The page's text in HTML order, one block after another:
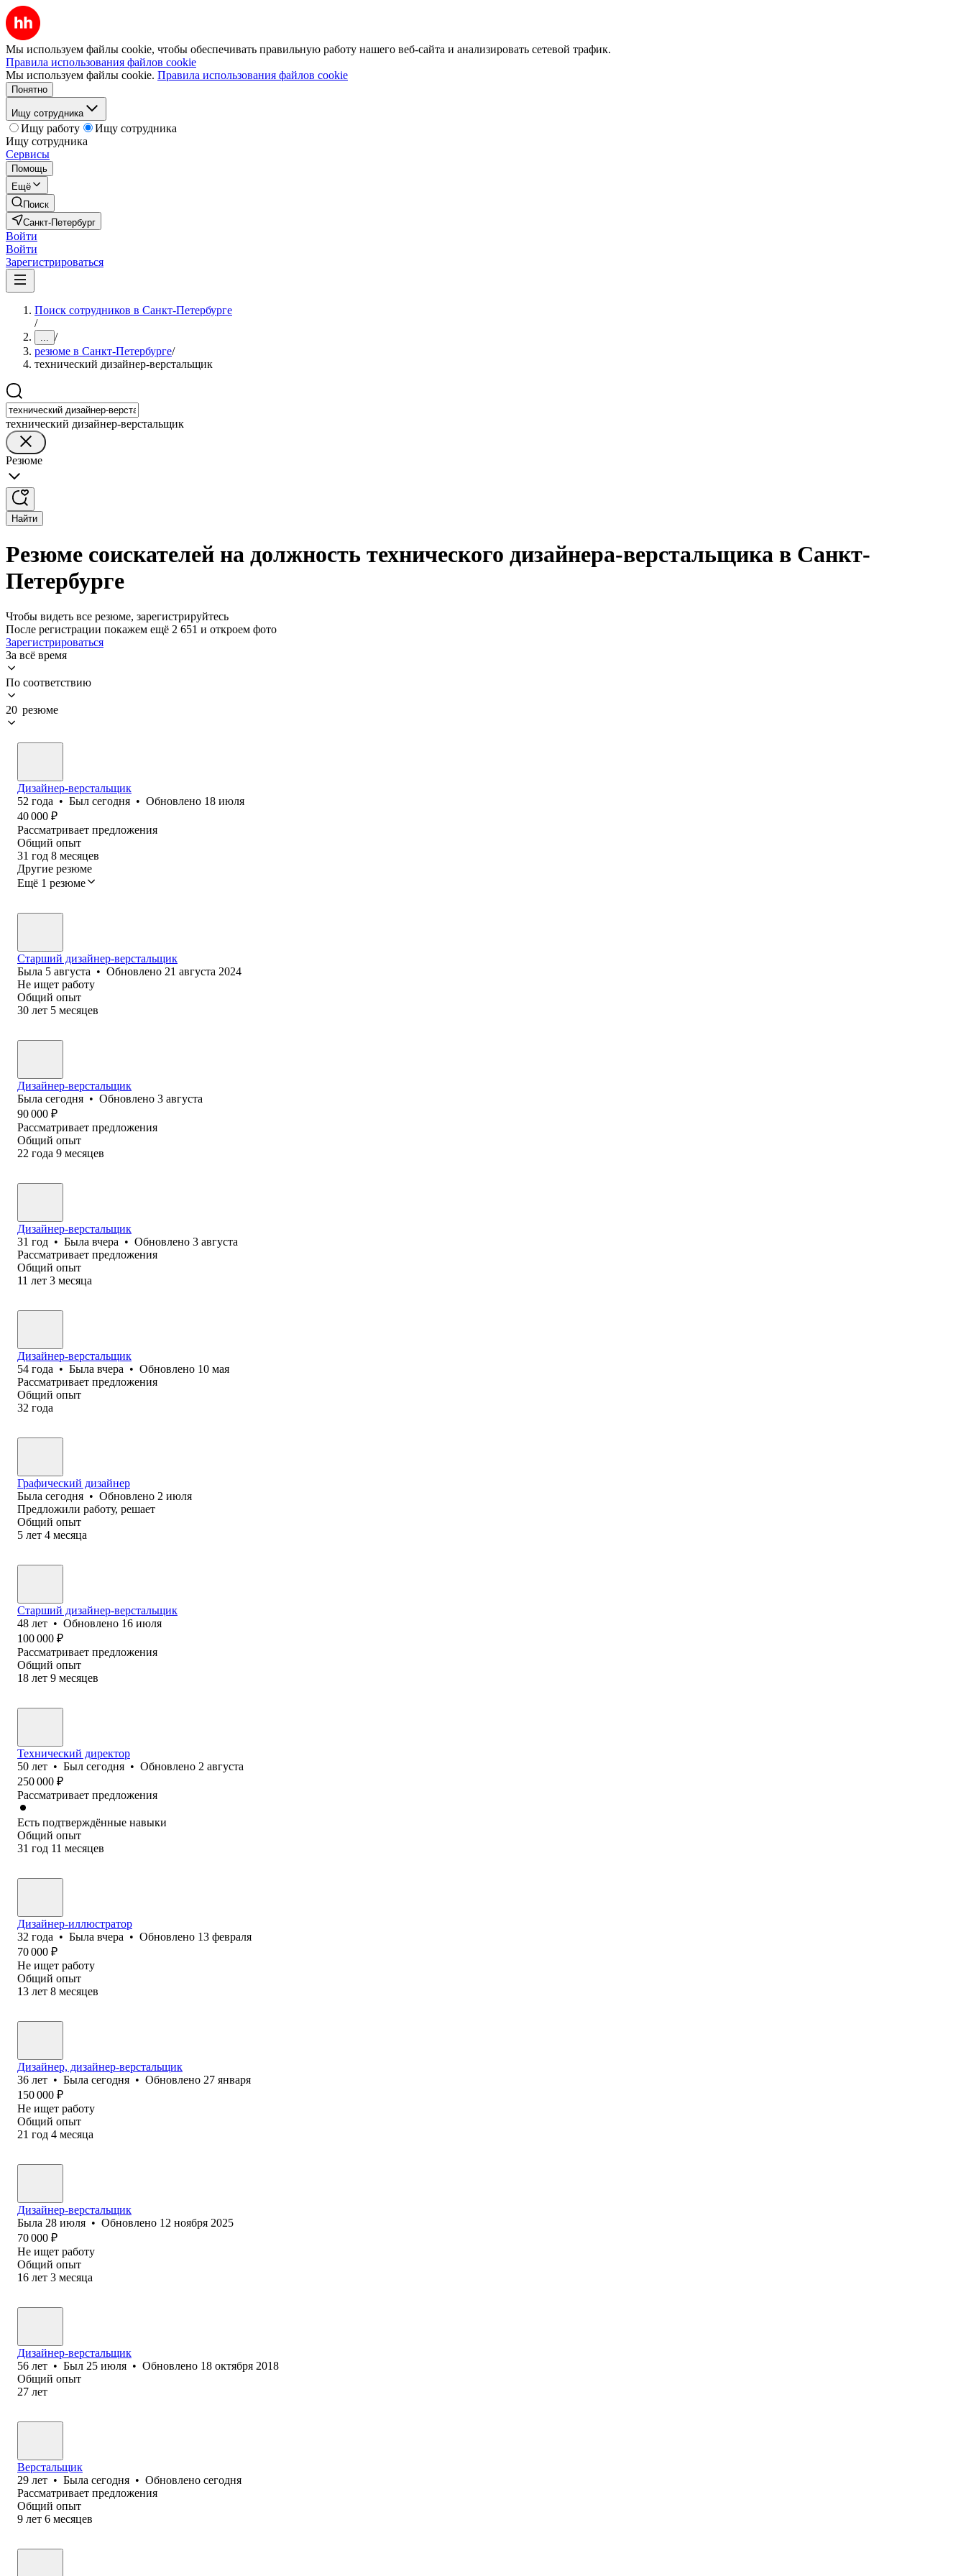
Мы используем файлы cookie, чтобы обеспечивать правильную работу нашего веб-сайта и анализировать сетевой трафик.
Правила использования файлов cookie
Мы используем файлы cookie. Правила использования файлов cookie
Понятно
Ищу сотрудника
Ищу работу
Ищу сотрудника
Ищу сотрудника
Сервисы
Помощь
Ещё
Поиск
Санкт-Петербург
Войти
Войти
Зарегистрироваться
Поиск сотрудников в Санкт-Петербурге
/
... /
резюме в Санкт-Петербурге/
технический дизайнер-верстальщик
технический дизайнер-верстальщик
Резюме
Найти
Резюме соискателей на должность технического дизайнера-верстальщика в Санкт-
Петербурге
Чтобы видеть все резюме, зарегистрируйтесь
После регистрации покажем ещё 2 651 и откроем фото
Зарегистрироваться
За всё время
По соответствию
20 резюме
Дизайнер-верстальщик
52 года • Был сегодня • Обновлено 18 июля
40 000 ₽
Рассматривает предложения
Общий опыт
31 год 8 месяцев
Другие резюме
Ещё 1 резюме
Старший дизайнер-верстальщик
Была 5 августа • Обновлено 21 августа 2024
Не ищет работу
Общий опыт
30 лет 5 месяцев
Дизайнер-верстальщик
Была сегодня • Обновлено 3 августа
90 000 ₽
Рассматривает предложения
Общий опыт
22 года 9 месяцев
Дизайнер-верстальщик
31 год • Была вчера • Обновлено 3 августа
Рассматривает предложения
Общий опыт
11 лет 3 месяца
Дизайнер-верстальщик
54 года • Была вчера • Обновлено 10 мая
Рассматривает предложения
Общий опыт
32 года
Графический дизайнер
Была сегодня • Обновлено 2 июля
Предложили работу, решает
Общий опыт
5 лет 4 месяца
Старший дизайнер-верстальщик
48 лет • Обновлено 16 июля
100 000 ₽
Рассматривает предложения
Общий опыт
18 лет 9 месяцев
Технический директор
50 лет • Был сегодня • Обновлено 2 августа
250 000 ₽
Рассматривает предложения
Есть подтверждённые навыки
Общий опыт
31 год 11 месяцев
Дизайнер-иллюстратор
32 года • Была вчера • Обновлено 13 февраля
70 000 ₽
Не ищет работу
Общий опыт
13 лет 8 месяцев
Дизайнер, дизайнер-верстальщик
36 лет • Была сегодня • Обновлено 27 января
150 000 ₽
Не ищет работу
Общий опыт
21 год 4 месяца
Дизайнер-верстальщик
Была 28 июля • Обновлено 12 ноября 2025
70 000 ₽
Не ищет работу
Общий опыт
16 лет 3 месяца
Дизайнер-верстальщик
56 лет • Был 25 июля • Обновлено 18 октября 2018
Общий опыт
27 лет
Верстальщик
29 лет • Была сегодня • Обновлено сегодня
Рассматривает предложения
Общий опыт
9 лет 6 месяцев